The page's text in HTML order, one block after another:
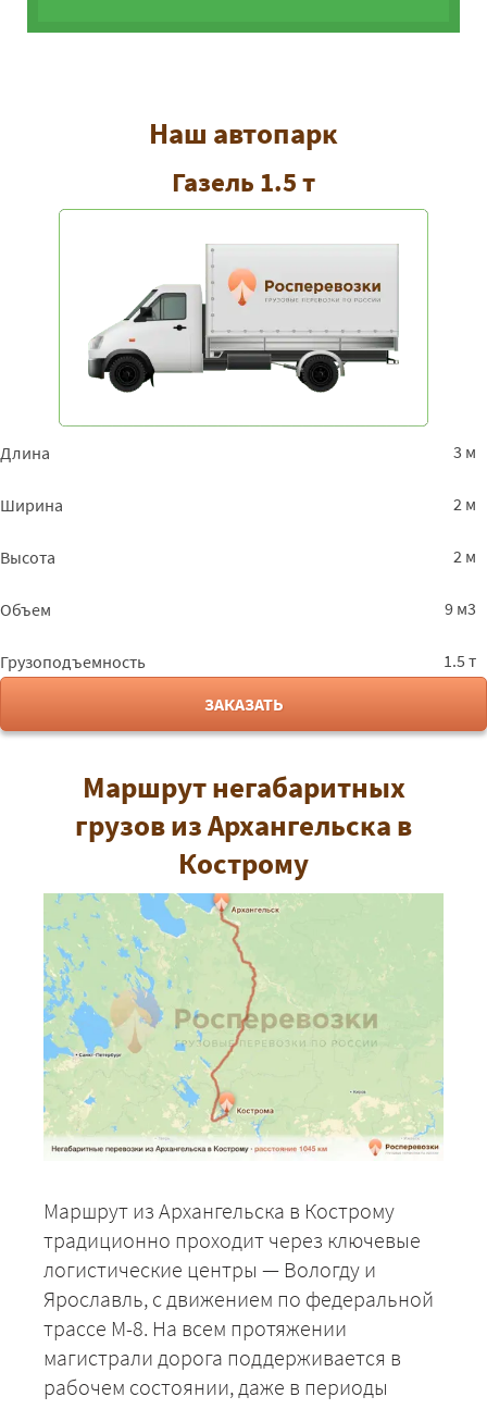
Наш автопарк
Газель 1.5 т
Длина 3 м
Ширина 2 м
Высота 2 м
Объем 9 м3
Грузоподъемность
1.5 т
ЗАКАЗАТЬ
Маршрут негабаритных
грузов из Архангельска в
Кострому
Маршрут из Архангельска в Кострому
традиционно проходит через ключевые
логистические центры — Вологду и
Ярославль, с движением по федеральной
трассе М-8. На всем протяжении
магистрали дорога поддерживается в
рабочем состоянии, даже в периоды